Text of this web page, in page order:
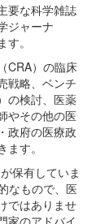
要な科学雑誌
ジャーナ
。
CRA）の臨床
戦略、ベンチ
の検討、医薬
やその他の医
政府の医療政
す。
保有していま
なもので、医
ではありませ